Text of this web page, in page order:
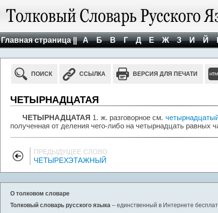
Главная страница || А Б В Г Д Е Ж З И Й
ПОИСК ССЫЛКА ВЕРСИЯ ДЛЯ ПЕЧАТИ
ЧЕТЫРНАДЦАТАЯ
ЧЕТЫРНАДЦАТАЯ 1. ж. разговорное см.
полученная от деления чего-либо на четырнадцать равных
ПРЕДЫДУЩЕЕ СЛОВО
ЧЕТЫРЕХЭТАЖНЫЙ
О толковом словаре
Толковый словарь русского языка – единственный в Интернете